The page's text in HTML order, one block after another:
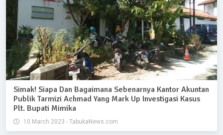
Simak! Siapa Dan Bagaimana Sebenarnya Kantor Akuntan
Publik Tarmizi Achmad Yang Mark Up Investigasi Kasus
Plt. Bupati Mimika
10 March 2023 - TabukaNews.com